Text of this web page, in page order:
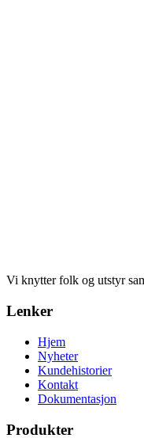
Vi knytter folk og utstyr
Lenker
Hjem
Nyheter
Kundehistorier
Kontakt
Dokumentasjon
Produkter